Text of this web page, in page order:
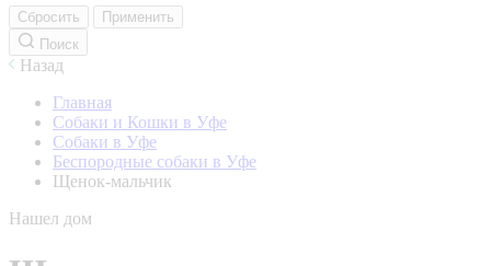
Сбросить
Применить
Поиск
Назад
Главная
Собаки и Кошки в Уфе
Собаки в Уфе
Беспородные собаки в Уфе
Щенок-мальчик
Нашел дом